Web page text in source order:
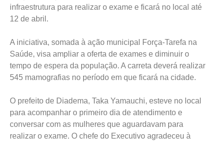
infraestrutura para realizar o exame e ficará no local até
12 de abril.
A iniciativa, somada à ação municipal Força-Tarefa na
Saúde, visa ampliar a oferta de exames e diminuir o
tempo de espera da população. A carreta deverá realizar
545 mamografias no período em que ficará na cidade.
O prefeito de Diadema, Taka Yamauchi, esteve no local
para acompanhar o primeiro dia de atendimento e
conversar com as mulheres que aguardavam para
realizar o exame. O chefe do Executivo agradeceu à